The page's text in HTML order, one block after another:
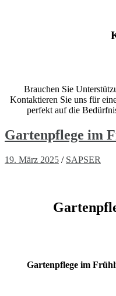
Brauchen Sie
Kontaktieren Sie uns für
perfekt auf die
Gartenpflege im
19. März 2025 / SAPSER
Gartenpflege im